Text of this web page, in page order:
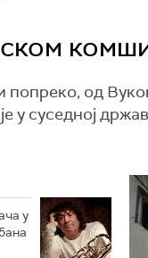
попреко, од
у суседној
у